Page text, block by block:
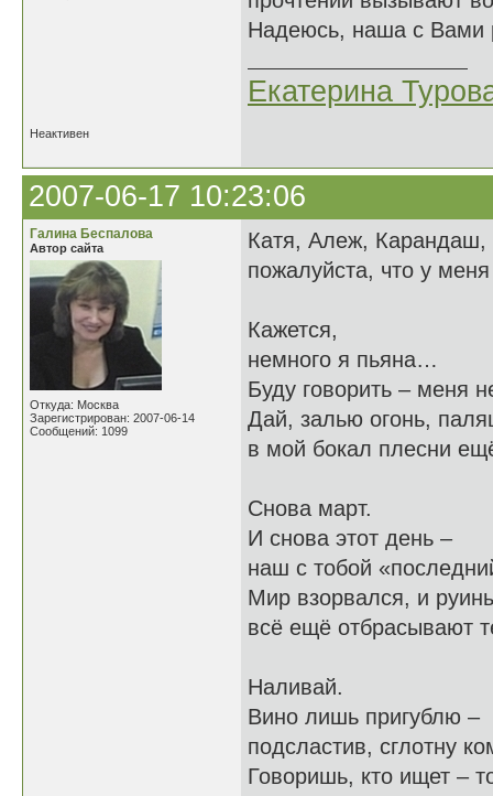
Надеюсь, наша с Вами
Екатерина
Неактивен
2007-06-17 10:23:06
Галина Беспалова
Автор сайта
Откуда: Москва
Зарегистрирован: 2007-06-14
Сообщений: 1099
Катя, Алеж, Карандаш,
пожалуйста, что у
Кажется,
немного я пьяна…
Буду говорить – меня
Дай, залью огонь,
в мой бокал плесни
Снова март.
И снова этот день –
наш с тобой
Мир взорвался, и
всё ещё отбрасывают
Наливай.
Вино лишь пригублю –
подсластив, сглотну
Говоришь, кто ищет –